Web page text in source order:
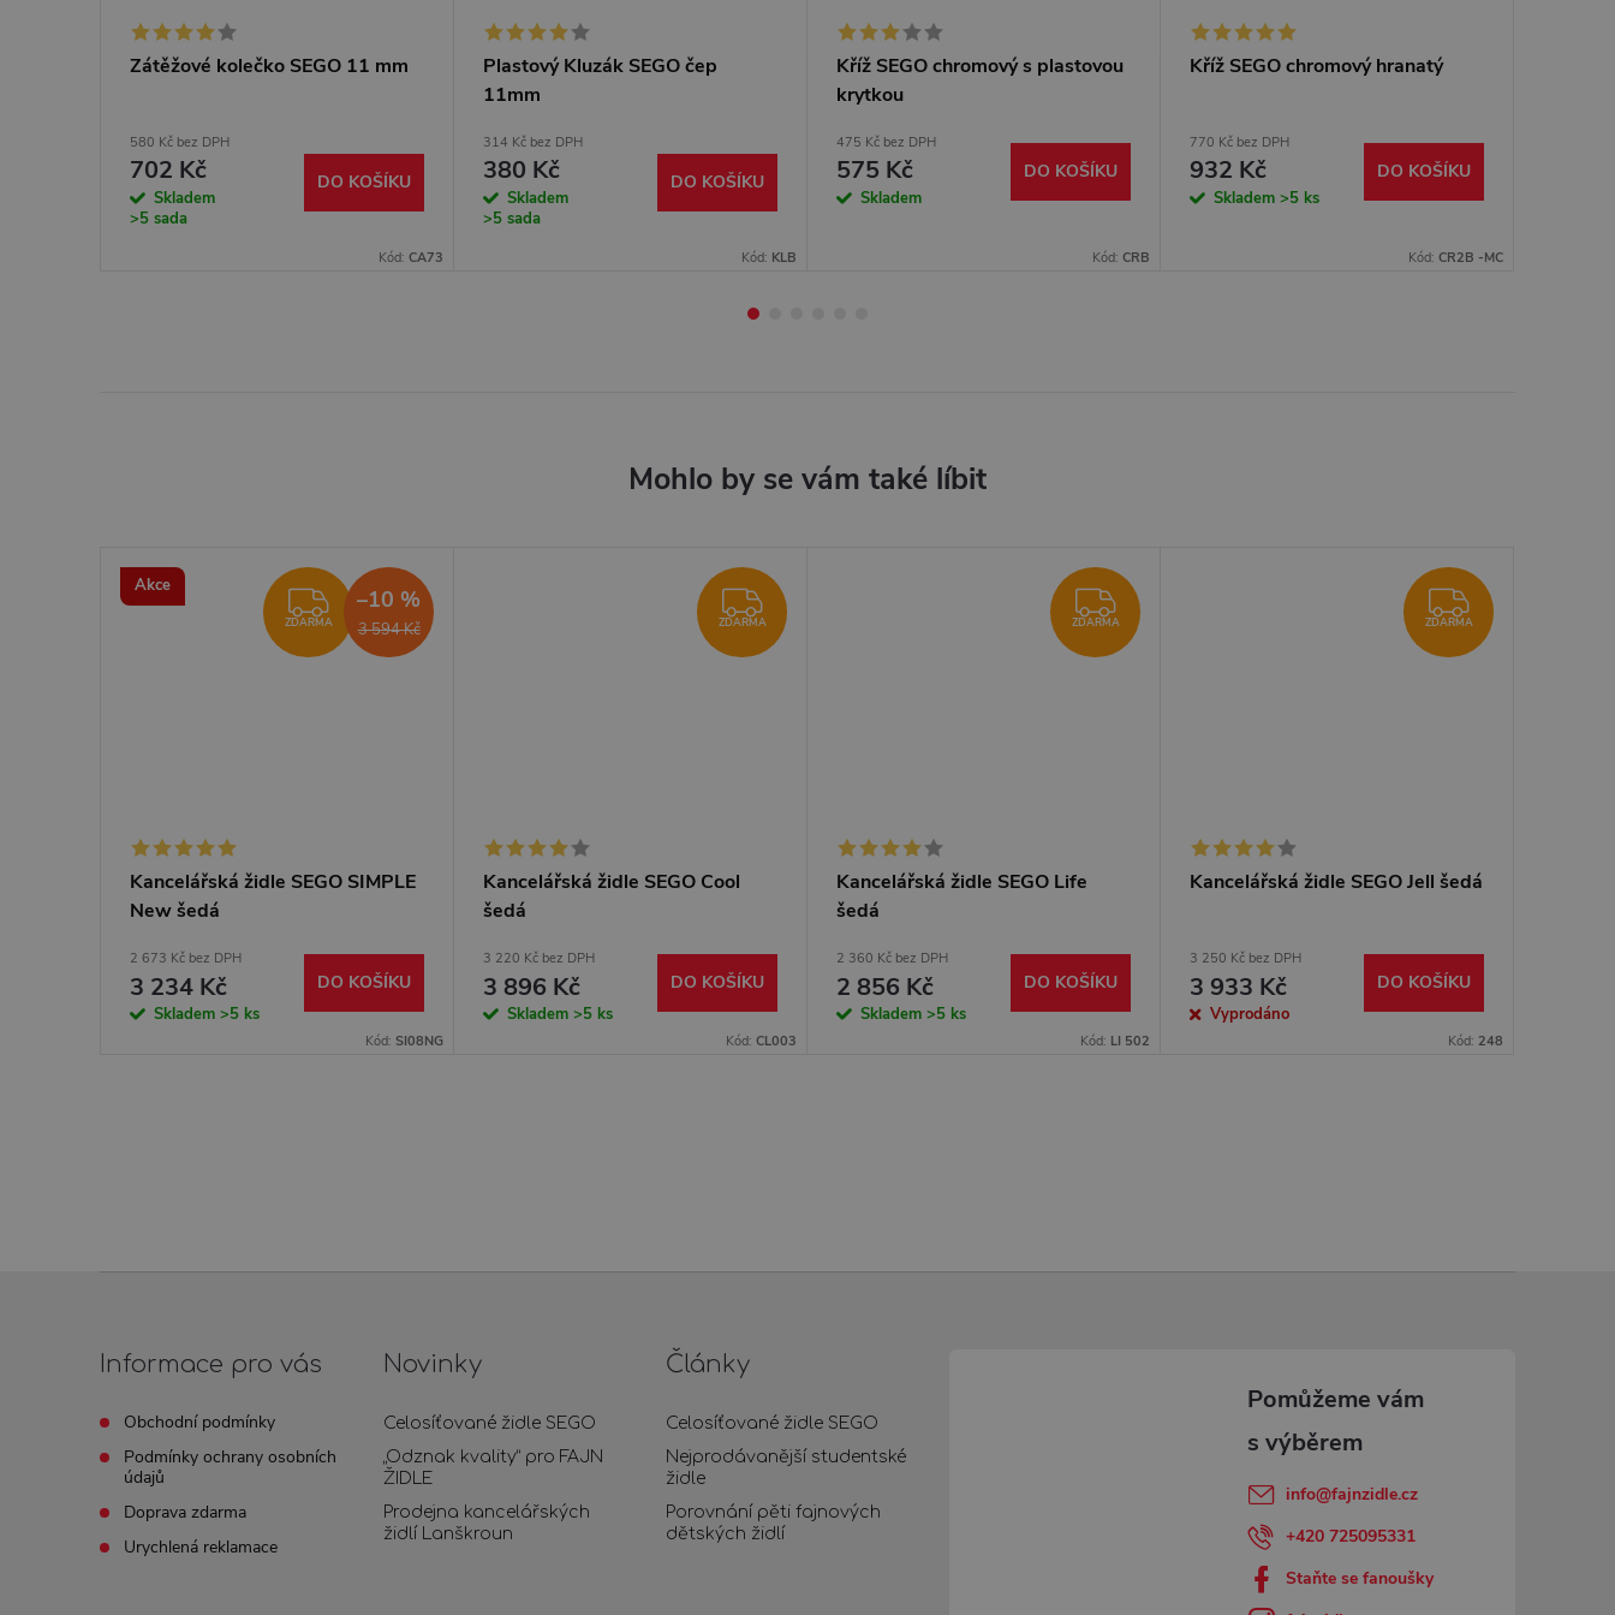
Zátěžové kolečko SEGO 11 mm
580 Kč bez DPH
702 Kč
Skladem
>5 sada
DO KOŠÍKU
Kód: CA73
Plastový Kluzák SEGO čep
11mm
314 Kč bez DPH
380 Kč
Skladem
>5 sada
DO KOŠÍKU
Kód: KLB
Kříž SEGO chromový s plastovou
krytkou
475 Kč bez DPH
575 Kč
Skladem
DO KOŠÍKU
Kód: CRB
Kříž SEGO chromový hranatý
770 Kč bez DPH
932 Kč
Skladem >5 ks
DO KOŠÍKU
Kód: CR2B -MC
Akce
ZDARMA
ZDARMA 3 594 Kč
–10 %
Kancelářská židle SEGO SIMPLE
New šedá
2 673 Kč bez DPH
3 234 Kč
Skladem >5 ks
DO KOŠÍKU
Kód: SI08NG
ZDARMA
ZDARMA
Kancelářská židle SEGO Cool
šedá
3 220 Kč bez DPH
3 896 Kč
Skladem >5 ks
DO KOŠÍKU
Kód: CL003
ZDARMA
ZDARMA
Kancelářská židle SEGO Life
šedá
2 360 Kč bez DPH
2 856 Kč
Skladem >5 ks
DO KOŠÍKU
Kód: LI 502
ZDARMA
ZDARMA
Kancelářská židle SEGO Jell šedá
3 250 Kč bez DPH
3 933 Kč
Vyprodáno
DO KOŠÍKU
Kód: 248
Informace pro vás
Obchodní podmínky
Podmínky ochrany osobních
údajů
Doprava zdarma
Urychlená reklamace
Novinky
Celosíťované židle SEGO
„Odznak kvality“ pro FAJN
ŽIDLE
Prodejna kancelářských
židlí Lanškroun
Články
Celosíťované židle SEGO
Nejprodávanější studentské
židle
Porovnání pěti fajnových
dětských židlí
info@fajnzidle.cz
+420 725095331
Staňte se fanoušky